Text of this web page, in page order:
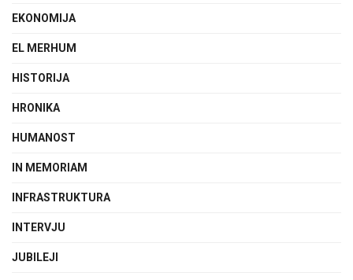
EKONOMIJA
EL MERHUM
HISTORIJA
HRONIKA
HUMANOST
IN MEMORIAM
INFRASTRUKTURA
INTERVJU
JUBILEJI